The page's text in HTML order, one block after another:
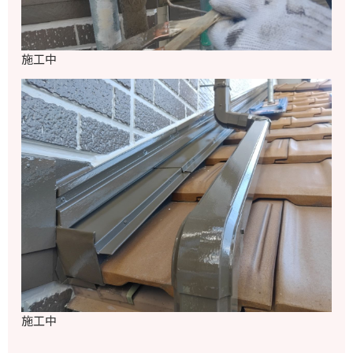
施工中
施工中